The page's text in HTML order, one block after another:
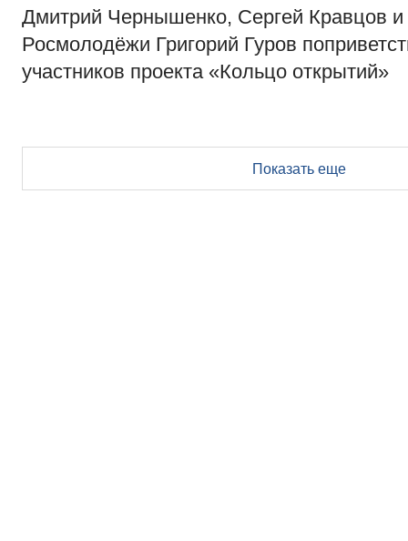
Дмитрий Чернышенко, Сергей Кравцов и
Росмолодёжи Григорий Гуров
участников проекта «Кольцо открытий»
Показать еще